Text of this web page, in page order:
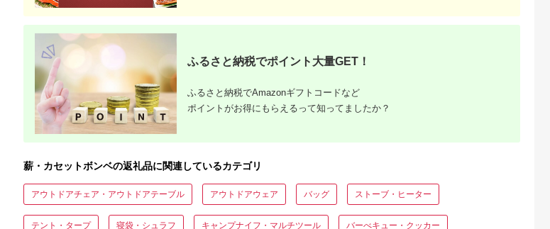
ふるさと納税でポイント大量GET！
ふるさと納税でAmazonギフトコードなど
ポイントがお得にもらえるって知ってましたか？
薪・カセットボンベの返礼品に関連しているカテゴリ
アウトドアチェア・アウトドアテーブル アウトドアウェア バッグ ストーブ・ヒーター
テント・タープ 寝袋・シュラフ キャンプナイフ・マルチツール バーべキュー・クッカー